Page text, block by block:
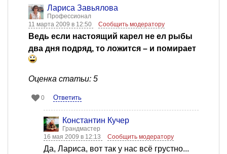
Лариса Завьялова
Профессионал
11 марта 2009 в 12:50
Сообщить модератору
Ведь если настоящий карел не ел рыбы
два дня подряд, то ложится – и помирает
Оценка статьи: 5
0 Ответить
Константин Кучер
Грандмастер
16 мая 2009 в 12:13
Сообщить модератору
Да, Лариса, вот так у нас всё грустно...